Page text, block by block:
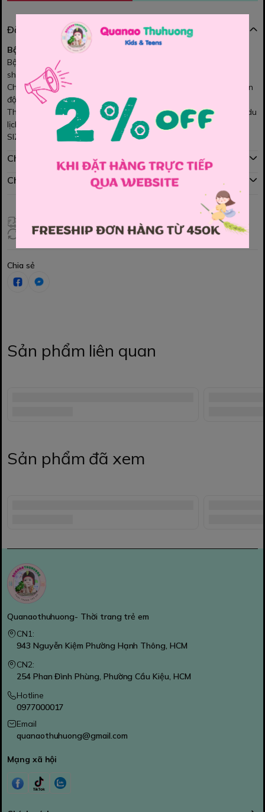
Đặc điểm nổi bật
Bộ short vàng VOGUE 💛
Bộ gồm áo thun vàng in chữ
short đồng màu năng động
Chất vải mềm mịn, thấm hút tốt, mặc mát và thoải mái cho bé vận
động cả ngày
Thiết kế trẻ trung, cá tính, phù hợp cho bé đi chơi, dạo phố hay du
lịch ☀️✨
SIZE : 120 , 130 , 140 , 150 , 160
Chính sách mua hàng
Chính sách đổi hàng
Đổi hàng 3 ngày (HCM), 7 ngày (Tỉnh)
Chia sẻ
Sản phẩm liên quan
Sản phẩm đã xem
Quanaothuhuong- Thời trang trẻ em
CN1:
943 Nguyễn Kiệm Phường Hạnh Thông, HCM
CN2:
254 Phan Đình Phùng, Phường Cầu Kiệu, HCM
Hotline
0977000017
Email
quanaothuhuong@gmail.com
Mạng xã hội